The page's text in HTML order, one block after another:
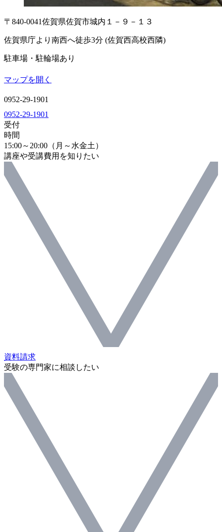
〒840-0041佐賀県佐賀市城内１－９－１３
佐賀県庁より南西へ徒歩3分 (佐賀西高校西隣)
駐車場・駐輪場あり
マップを開く
0952-29-1901
0952-29-1901
受付
時間
15:00～20:00（月～水金土）
講座や受講費用を知りたい
資料請求
受験の専門家に相談したい